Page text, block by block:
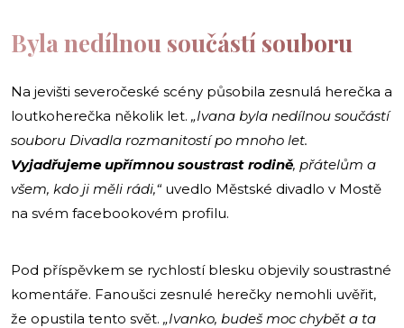
Byla nedílnou součástí souboru
Na jevišti severočeské scény působila zesnulá herečka a
loutkoherečka několik let. „Ivana byla nedílnou součástí
souboru Divadla rozmanitostí po mnoho let.
Vyjadřujeme upřímnou soustrast rodině, přátelům a
všem, kdo ji měli rádi,“uvedlo Městské divadlo v Mostě
na svém facebookovém profilu.
Pod příspěvkem se rychlostí blesku objevily soustrastné
komentáře. Fanoušci zesnulé herečky nemohli uvěřit,
že opustila tento svět. „Ivanko, budeš moc chybět a ta